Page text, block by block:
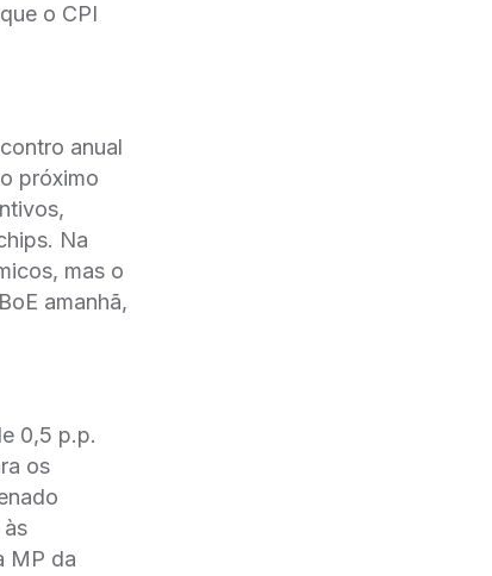
o CPI
anual
próximo
Na
mas o
amanhã,
0,5 p.p.
os
MP da